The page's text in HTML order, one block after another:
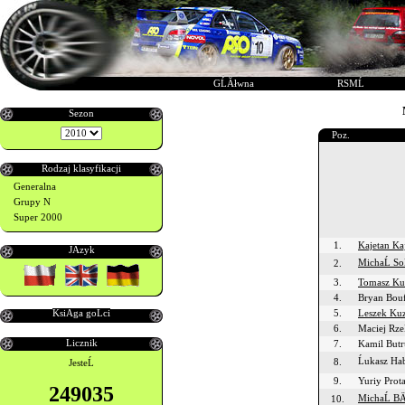
GĹĂłwna RSMĹ
Sezon
Rodzaj klasyfikacji
Generalna
Grupy N
Super 2000
JÄzyk
KsiÄga goĹci
Licznik
JesteĹ
249035
Poz.
1.
Kajetan
2.
MichaĹ
3.
Tomasz
4.
Bryan
5.
Leszek
6.
Maciej
7.
Kamil
8.
Ĺukasz
9.
Yuriy
10.
MichaĹ